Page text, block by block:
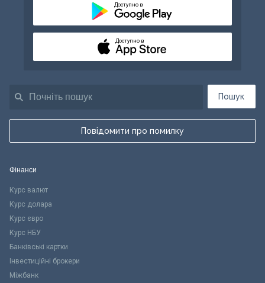
Пошук
Повідомити про помилку
Доступно в
Доступно в
Фінанси
Курс валют
Курс долара
Курс євро
Курс НБУ
Банківські картки
Інвестиційні брокери
Міжбанк